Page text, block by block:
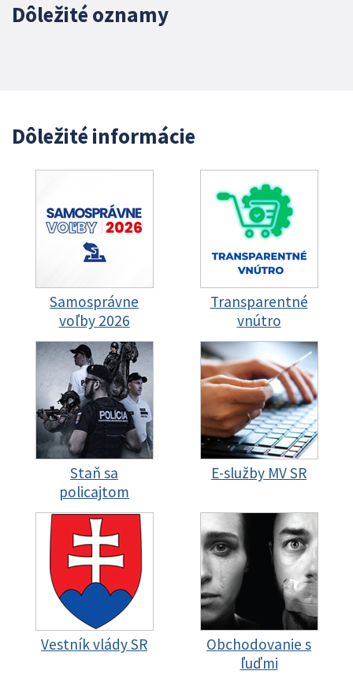
Dôležité oznamy
Dôležité informácie
Samosprávne
voľby 2026
Transparentné
vnútro
Staň sa
policajtom
E-služby MV SR
Vestník vlády SR
Obchodovanie s
ľuďmi